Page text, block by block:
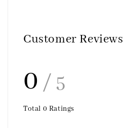
Customer Reviews
0 / 5
Total 0 Ratings